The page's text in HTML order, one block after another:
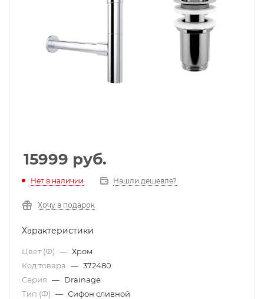
15999 руб.
Нет в наличии Нашли дешевле?
Хочу в подарок
Характеристики
Цвет (Ф) — Хром
Код товара — 372480
Серия — Drainage
Тип (Ф) — Сифон сливной